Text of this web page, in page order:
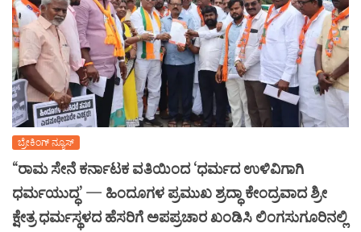
ಬ್ರೇಕಿಂಗ್ ನ್ಯೂಸ್
“ರಾಮ ಸೇನೆ ಕರ್ನಾಟಕ ವತಿಯಿಂದ ‘ಧರ್ಮದ ಉಳಿವಿಗಾಗಿ
ಧರ್ಮಯುದ್ಧ’ — ಹಿಂದೂಗಳ ಪ್ರಮುಖ ಶ್ರದ್ಧಾ ಕೇಂದ್ರವಾದ ಶ್ರೀ
ಕ್ಷೇತ್ರ ಧರ್ಮಸ್ಥಳದ ಹೆಸರಿಗೆ ಅಪಪ್ರಚಾರ ಖಂಡಿಸಿ ಲಿಂಗಸುಗೂರಿನಲ್ಲಿ